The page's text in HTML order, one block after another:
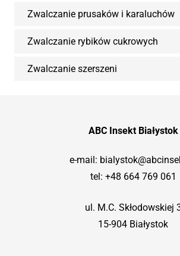
Zwalczanie prusaków i karaluchów
Zwalczanie rybików cukrowych
Zwalczanie szerszeni
ABC Insekt Białystok
e-mail:
tel: +48 664 769 061
ul. M.C. Skłodowskiej
15-904 Białystok